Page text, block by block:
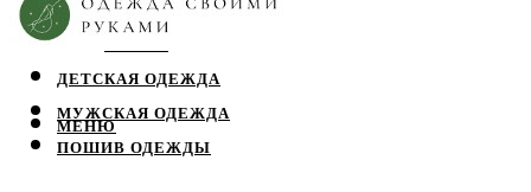
ЮБКИ
ДЕТСКАЯ ОДЕЖДА
МУЖСКАЯ ОДЕЖДА
ПОШИВ ОДЕЖДЫ
МЕНЮ